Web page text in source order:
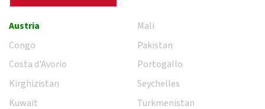
Austria
Congo
Costa d'Avorio
Kirghizistan
Kuwait
Mali
Pakistan
Portogallo
Seychelles
Turkmenistan